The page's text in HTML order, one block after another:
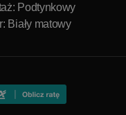
Podtynkowy
Biały matowy